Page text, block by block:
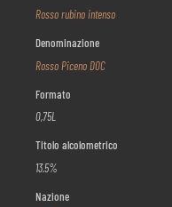
Rosso rubino intenso
Denominazione
Rosso Piceno DOC
Formato
0,75L
Titolo alcolometrico
13.5%
Nazione